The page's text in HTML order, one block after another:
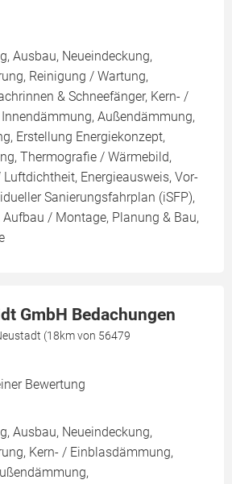
Ausbau, Neueindeckung,
Reinigung / Wartung,
& Schneefänger, Kern- /
Außendämmung,
Erstellung Energiekonzept,
Thermografie / Wärmebild,
Energieausweis, Vor-
Sanierungsfahrplan (iSFP),
/ Montage, Planung & Bau,
GmbH Bedachungen
(18km von 56479
Bewertung
Ausbau, Neueindeckung,
Kern- / Einblasdämmung,